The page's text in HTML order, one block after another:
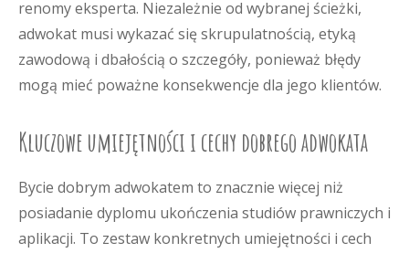
renomy eksperta. Niezależnie od wybranej ścieżki,
adwokat musi wykazać się skrupulatnością, etyką
zawodową i dbałością o szczegóły, ponieważ błędy
mogą mieć poważne konsekwencje dla jego klientów.
Kluczowe umiejętności i cechy dobrego adwokata
Bycie dobrym adwokatem to znacznie więcej niż
posiadanie dyplomu ukończenia studiów prawniczych i
aplikacji. To zestaw konkretnych umiejętności i cech